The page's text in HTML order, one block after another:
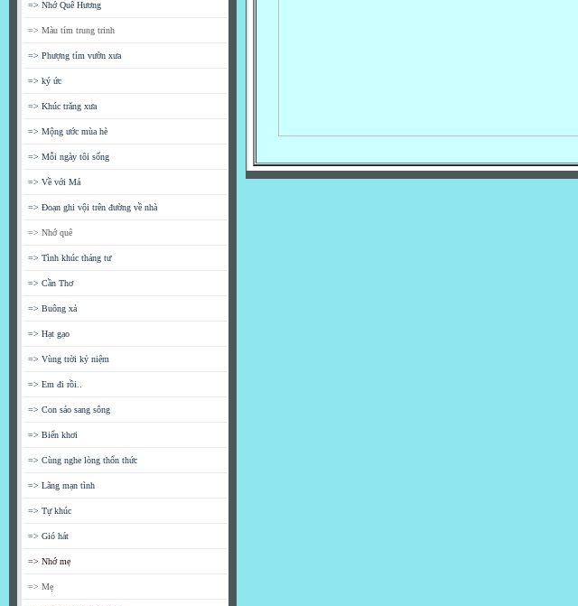
=> Nhớ Quê Hương
=> Màu tím trung trinh
=> Phượng tím vườn xưa
=> ký ức
=> Khúc trăng xưa
=> Mộng ước mùa hè
=> Mỗi ngày tôi sống
=> Về với Má
=> Đoạn ghi vội trên đường về nhà
=> Nhớ quê
=> Tình khúc tháng tư
=> Cần Thơ
=> Buông xả
=> Hạt gạo
=> Vùng trời kỷ niệm
=> Em đi rồi..
=> Con sáo sang sông
=> Biển khơi
=> Cùng nghe lòng thổn thức
=> Lãng mạn tình
=> Tự khúc
=> Gió hát
=> Nhớ mẹ
=> Mẹ